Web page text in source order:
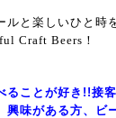
ルと楽しいひと時
Craft Beers！
ることが好き!!接
興味がある方、ビ